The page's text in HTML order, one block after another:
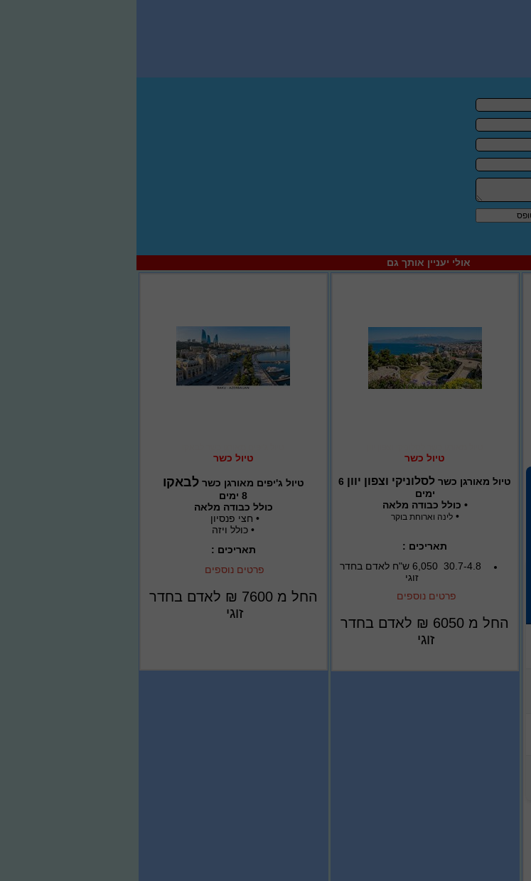
אולי יעניין אותך גם
טיול כשר
טיול מאורגן כשר לסלוניקי וצפון יוון 6
ימים
• כולל כבודה מלאה
•לינה וארוחת בוקר
תאריכים :
30.7-4.8 6,050 ש"ח לאדם בחדר
זוגי
פרטים נוספים
החל מ 6050
₪ לאדם בחדר
זוגי
טיול כשר
טיול ג'יפים מאורגן כשרלבאקו
8 ימים
כולל כבודה מלאה
• חצי פנסיון
• כולל ויזה
תאריכים :
פרטים נוספים
החל מ7600
₪ לאדם בחדר
זוגי